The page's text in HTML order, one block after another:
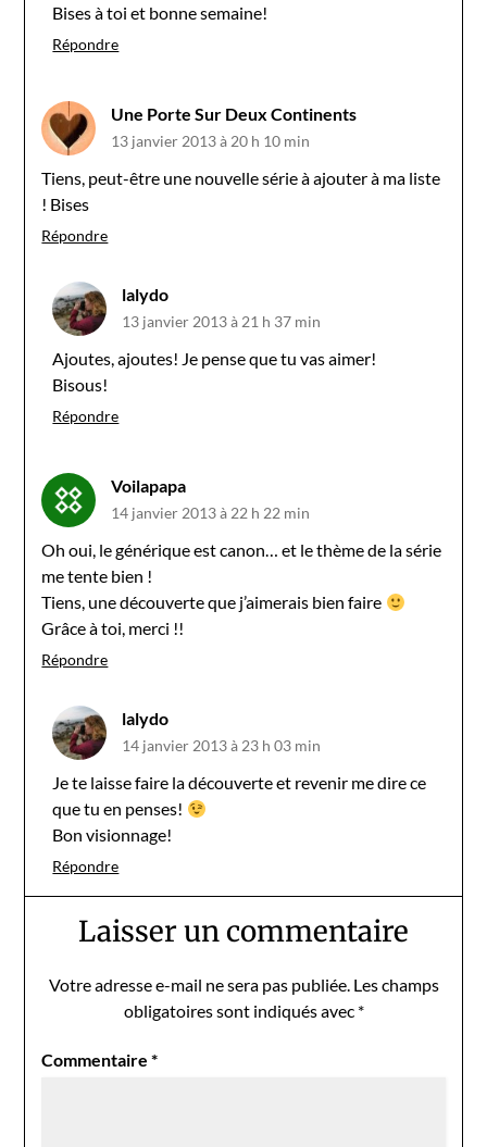
Bises à toi et bonne semaine!
Répondre
Une Porte Sur Deux Continents
13 janvier 2013 à 20 h 10 min
Tiens, peut-être une nouvelle série à ajouter à ma liste
! Bises
Répondre
lalydo
13 janvier 2013 à 21 h 37 min
Ajoutes, ajoutes! Je pense que tu vas aimer!
Bisous!
Répondre
Voilapapa
14 janvier 2013 à 22 h 22 min
Oh oui, le générique est canon… et le thème de la série
me tente bien !
Tiens, une découverte que j’aimerais bien faire
Grâce à toi, merci !!
Répondre
lalydo
14 janvier 2013 à 23 h 03 min
Je te laisse faire la découverte et revenir me dire ce
que tu en penses!
Bon visionnage!
Répondre
Laisser un commentaire
Votre adresse e-mail ne sera pas publiée. Les champs
obligatoires sont indiqués avec *
Commentaire*